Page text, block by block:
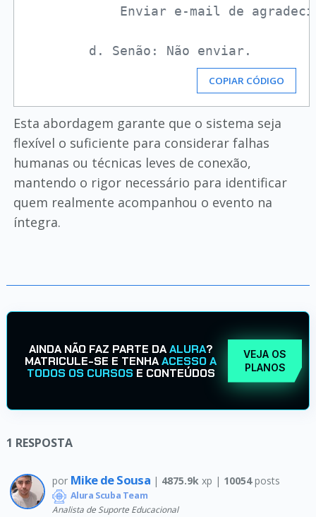
COPIAR CÓDIGO
Esta abordagem garante que o sistema seja
flexível o suficiente para considerar falhas
humanas ou técnicas leves de conexão,
mantendo o rigor necessário para identificar
quem realmente acompanhou o evento na
íntegra.
AINDA NÃO FAZ PARTE DAALURA?
MATRICULE-SE E TENHAACESSO A
TODOS OS CURSOS E CONTEÚDOS
VEJA OS
PLANOS
1 RESPOSTA
por Mike de Sousa | 4875.9kxp | 10054posts
Alura Scuba Team
Analista de Suporte Educacional